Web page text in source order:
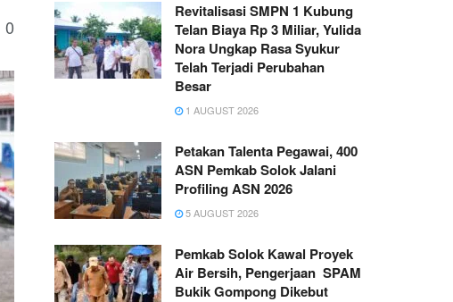
0
Revitalisasi SMPN 1 Kubung
Telan Biaya Rp 3 Miliar, Yulida
Nora Ungkap Rasa Syukur
Telah Terjadi Perubahan
Besar
1 AUGUST 2026
Petakan Talenta Pegawai, 400
ASN Pemkab Solok Jalani
Profiling ASN 2026
5 AUGUST 2026
Pemkab Solok Kawal Proyek
Air Bersih, Pengerjaan SPAM
Bukik Gompong Dikebut